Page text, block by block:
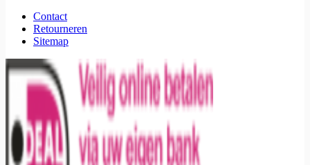
Contact
Retourneren
Sitemap